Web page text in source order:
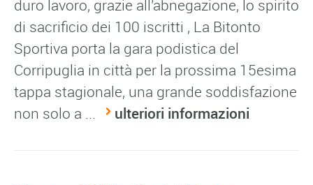
duro lavoro, grazie all'abnegazione, lo spirito
di sacrificio dei 100 iscritti , La Bitonto
Sportiva porta la gara podistica del
Corripuglia in città per la prossima 15esima
tappa stagionale, una grande soddisfazione
non solo a ...
ulteriori informazioni